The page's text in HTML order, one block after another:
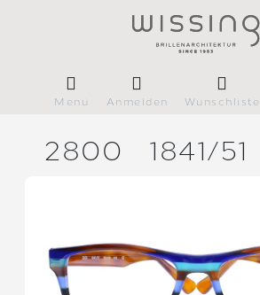
Menü Anmelden Wunschliste
2800 1841/51